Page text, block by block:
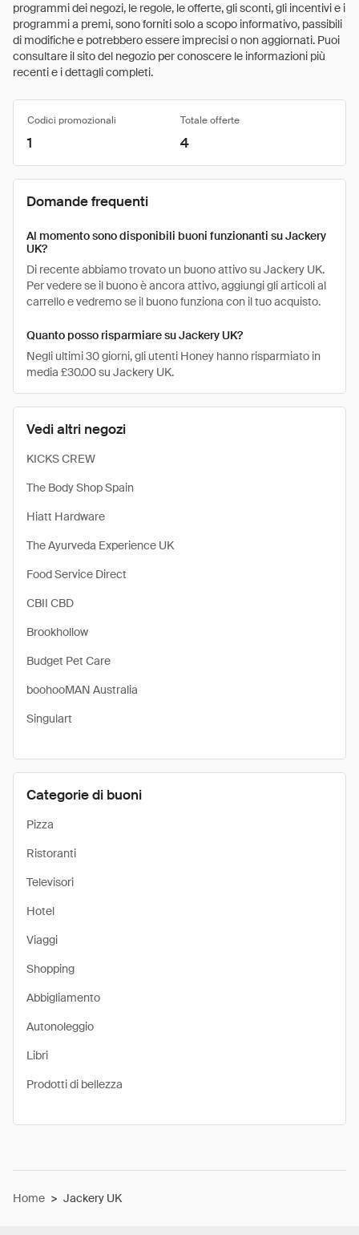
programmi dei negozi, le regole, le offerte, gli sconti, gli incentivi e i
programmi a premi, sono forniti solo a scopo informativo, passibili
di modifiche e potrebbero essere imprecisi o non aggiornati. Puoi
consultare il sito del negozio per conoscere le informazioni più
recenti e i dettagli completi.
Vedi altri negozi
KICKS CREW
The Body Shop Spain
Hiatt Hardware
The Ayurveda Experience UK
Food Service Direct
CBII CBD
Brookhollow
Budget Pet Care
boohooMAN Australia
Singulart
Categorie di buoni
Pizza
Ristoranti
Televisori
Hotel
Viaggi
Shopping
Abbigliamento
Autonoleggio
Libri
Prodotti di bellezza
Codici promozionali Totale offerte
1 4
Domande frequenti
Al momento sono disponibili buoni funzionanti su Jackery
UK?
Di recente abbiamo trovato un buono attivo su Jackery UK.
Per vedere se il buono è ancora attivo, aggiungi gli articoli al
carrello e vedremo se il buono funziona con il tuo acquisto.
Quanto posso risparmiare su Jackery UK?
Negli ultimi 30 giorni, gli utenti Honey hanno risparmiato in
media £30.00 su Jackery UK.
Home > Jackery UK